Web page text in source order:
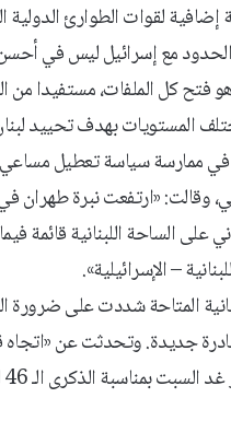
لقوات الطوارئ
مع إسرائيل ليس في
فتح كل الملفات، مستفيدا
المستويات بهدف تحييد
في ممارسة سياسة تعطيل
وقالت: «ارتفعت نبرة طهران
على الساحة اللبنانية
– الإسرائيلية».
المتاحة شددت على
جديدة. وتحدثت عن
الـ 46 لتغييب الإمام موسى الصدر».